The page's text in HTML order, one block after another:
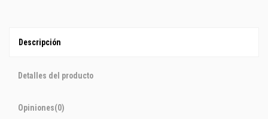
Descripción
Detalles del producto
Opiniones(0)